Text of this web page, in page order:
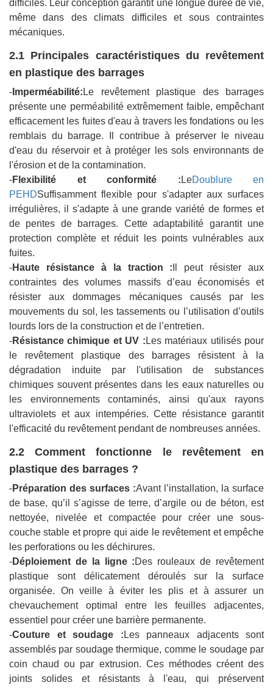
difficiles. Leur conception garantit une longue durée de vie,
même dans des climats difficiles et sous contraintes
mécaniques.
2.1 Principales caractéristiques du revêtement
en plastique des barrages
- Imperméabilité: Le revêtement plastique des barrages
présente une perméabilité extrêmement faible, empêchant
efficacement les fuites d'eau à travers les fondations ou les
remblais du barrage. Il contribue à préserver le niveau
d'eau du réservoir et à protéger les sols environnants de
l'érosion et de la contamination.
-Flexibilité et conformité : LeDoublure en
PEHDSuffisamment flexible pour s'adapter aux surfaces
irrégulières, il s'adapte à une grande variété de formes et
de pentes de barrages. Cette adaptabilité garantit une
protection complète et réduit les points vulnérables aux
fuites.
-Haute résistance à la traction : Il peut résister aux
contraintes des volumes massifs d’eau économisés et
résister aux dommages mécaniques causés par les
mouvements du sol, les tassements ou l’utilisation d’outils
lourds lors de la construction et de l’entretien.
-Résistance chimique et UV : Les matériaux utilisés pour
le revêtement plastique des barrages résistent à la
dégradation induite par l'utilisation de substances
chimiques souvent présentes dans les eaux naturelles ou
les environnements contaminés, ainsi qu'aux rayons
ultraviolets et aux intempéries. Cette résistance garantit
l'efficacité du revêtement pendant de nombreuses années.
2.2 Comment fonctionne le revêtement en
plastique des barrages ?
-Préparation des surfaces :Avant l’installation, la surface
de base, qu’il s’agisse de terre, d’argile ou de béton, est
nettoyée, nivelée et compactée pour créer une sous-
couche stable et propre qui aide le revêtement et empêche
les perforations ou les déchirures.
-Déploiement de la ligne :Des rouleaux de revêtement
plastique sont délicatement déroulés sur la surface
organisée. On veille à éviter les plis et à assurer un
chevauchement optimal entre les feuilles adjacentes,
essentiel pour créer une barrière permanente.
-Couture et soudage : Les panneaux adjacents sont
assemblés par soudage thermique, comme le soudage par
coin chaud ou par extrusion. Ces méthodes créent des
joints solides et résistants à l'eau, qui préservent